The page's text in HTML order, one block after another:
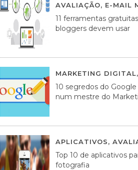
AVALIAÇÃO, E-MAIL
11 ferramentas
bloggers devem usar
MARKETING DIGITAL,
10 segredos do
num mestre do
APLICATIVOS,
Top 10 de aplicativos
fotografia